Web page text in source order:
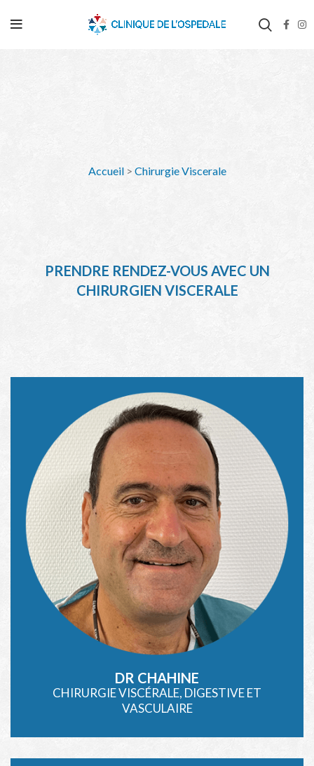
Accueil> Chirurgie Viscerale
PRENDRE RENDEZ-VOUS AVEC UN
CHIRURGIEN VISCERALE
DR CHAHINE
CHIRURGIE VISCÉRALE, DIGESTIVE ET
VASCULAIRE